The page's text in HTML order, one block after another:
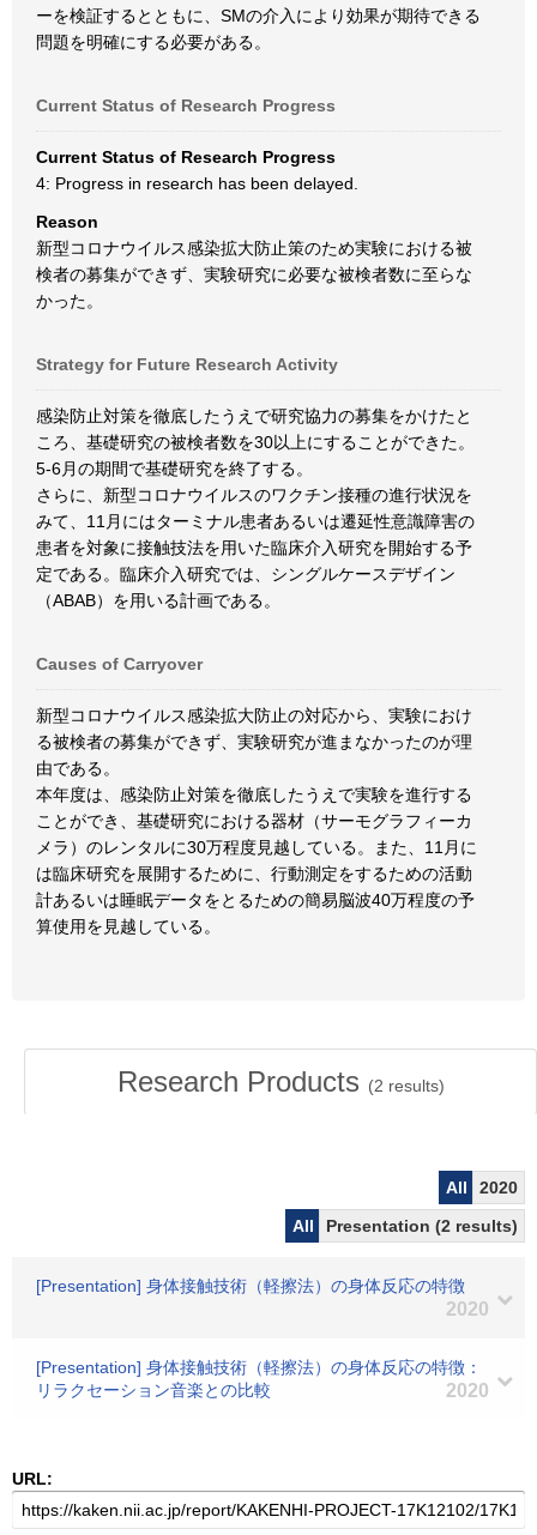
ーを検証するとともに、SMの介入により効果が期待できる
問題を明確にする必要がある。
Current Status of Research Progress
Current Status of Research Progress
4: Progress in research has been delayed.
Reason
新型コロナウイルス感染拡大防止策のため実験における被
検者の募集ができず、実験研究に必要な被検者数に至らな
かった。
Strategy for Future Research Activity
感染防止対策を徹底したうえで研究協力の募集をかけたと
ころ、基礎研究の被検者数を30以上にすることができた。
5-6月の期間で基礎研究を終了する。
さらに、新型コロナウイルスのワクチン接種の進行状況を
みて、11月にはターミナル患者あるいは遷延性意識障害の
患者を対象に接触技法を用いた臨床介入研究を開始する予
定である。臨床介入研究では、シングルケースデザイン
（ABAB）を用いる計画である。
Causes of Carryover
新型コロナウイルス感染拡大防止の対応から、実験におけ
る被検者の募集ができず、実験研究が進まなかったのが理
由である。
本年度は、感染防止対策を徹底したうえで実験を進行する
ことができ、基礎研究における器材（サーモグラフィーカ
メラ）のレンタルに30万程度見越している。また、11月に
は臨床研究を展開するために、行動測定をするための活動
計あるいは睡眠データをとるための簡易脳波40万程度の予
算使用を見越している。
Research Products (2 results)
All
2020
All
Presentation (2 results)
[Presentation] 身体接触技術（軽擦法）の身体反応の特徴
2020
[Presentation] 身体接触技術（軽擦法）の身体反応の特徴：
リラクセーション音楽との比較
2020
URL: